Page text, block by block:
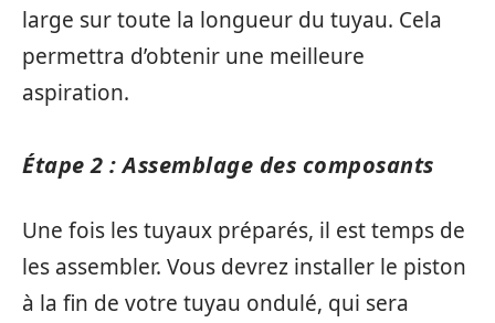
large sur toute la longueur du tuyau. Cela
permettra d’obtenir une meilleure
aspiration.
Étape 2 : Assemblage des composants
Une fois les tuyaux préparés, il est temps de
les assembler. Vous devrez installer le piston
à la fin de votre tuyau ondulé, qui sera